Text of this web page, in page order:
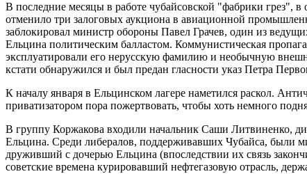
В последние месяцы в работе чубайсовской "фабрики грез",
отменило три залоговых аукциона в авиационной
заблокировал министр обороны Павел Грачев, один из
Ельцина политическим балластом. Коммунистическая
эксплуатировали его нерусскую фамилию и необычную
кстати обнаружился и был предан гласности указ Петра
К началу января в Ельцинском лагере наметился раскол.
приватизатором пора пожертвовать, чтобы хоть немного
В группу Коржакова входили начальник Саши Литвиненко,
Ельцина. Среди либералов, поддерживавших Чубайса, были
друживший с дочерью Ельцина (впоследствии их связь
советские времена курировавший нефтегазовую отрасль,